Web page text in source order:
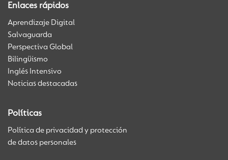
Enlaces rápidos
Aprendizaje Digital
Salvaguarda
Perspectiva Global
Bilingüismo
Inglés Intensivo
Noticias destacadas
Políticas
Política de privacidad y protección
de datos personales